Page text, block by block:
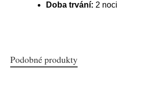
Doba trvání: 2 noci
Podobné produkty